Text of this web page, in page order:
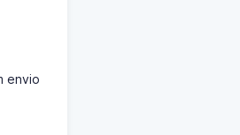
envio